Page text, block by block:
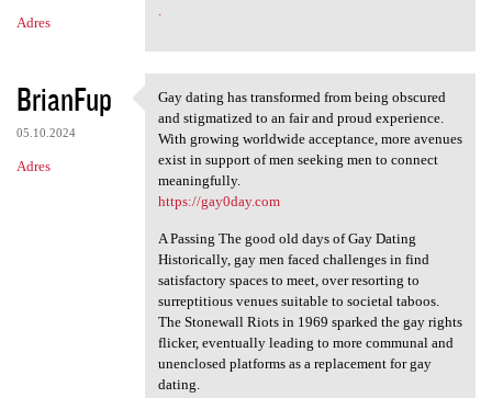
Adres
.
BrianFup
05.10.2024
Adres
Gay dating has transformed
Gay dating has transformed from being obscured
and stigmatized to an fair and proud experience.
With growing worldwide acceptance, more avenues
exist in support of men seeking men to connect
meaningfully.
https://gay0day.com
A Passing The good old days of Gay Dating
Historically, gay men faced challenges in find
satisfactory spaces to meet, over resorting to
surreptitious venues suitable to societal taboos.
The Stonewall Riots in 1969 sparked the gay rights
flicker, eventually leading to more communal and
unenclosed platforms as a replacement for gay
dating.